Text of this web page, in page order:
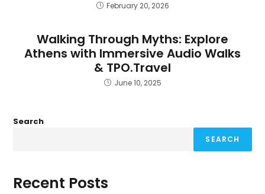
February 20, 2026
Walking Through Myths: Explore
Athens with Immersive Audio Walks
& TPO.Travel
June 10, 2025
Search
SEARCH
Recent Posts